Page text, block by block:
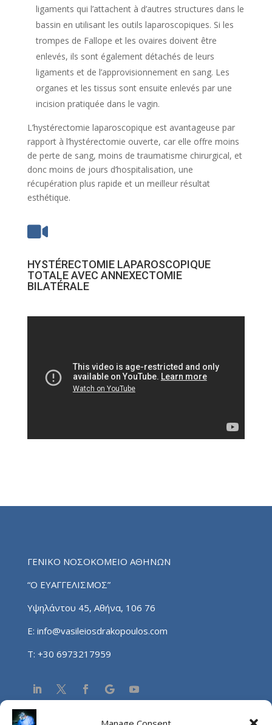
ligaments qui l’attachent à d’autres structures dans le
bassin en utilisant les outils laparoscopiques. Si les
trompes de Fallope et les ovaires doivent être
enlevés, ils sont également détachés de leurs
ligaments et de l’approvisionnement en sang. Les
organes et les tissus sont ensuite enlevés par une
incision pratiquée dans le vagin.
L’hystérectomie laparoscopique est avantageuse par
rapport à l’hystérectomie ouverte, car elle offre moins
de perte de sang, moins de traumatisme chirurgical, et
donc moins de jours d’hospitalisation, une
récupération plus rapide et un meilleur résultat
esthétique.

HYSTÉRECTOMIE LAPAROSCOPIQUE
TOTALE AVEC ANNEXECTOMIE
BILATÉRALE
ΓΕΝΙΚΟ ΝΟΣΟΚΟΜΕΙΟ ΑΘΗΝΩΝ
“Ο ΕΥΑΓΓΕΛΙΣΜΟΣ”
Υψηλάντου 45, Αθήνα, 106 76
E: info@vasileiosdrakopoulos.com
T: +30 6973217959